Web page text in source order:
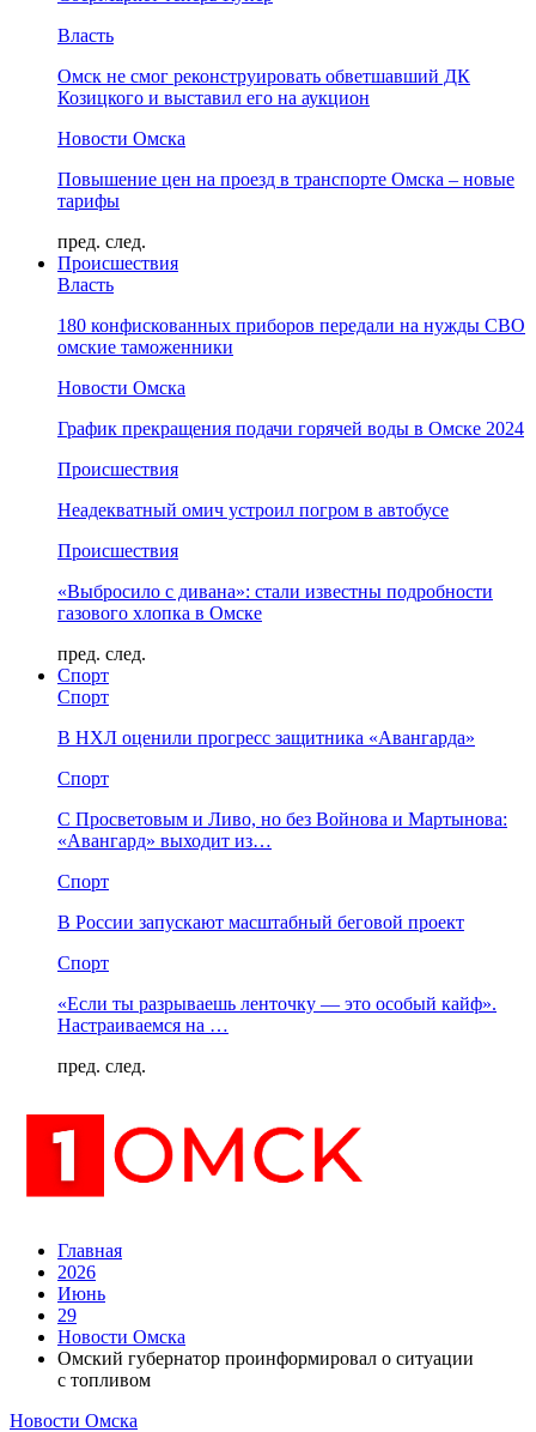
Власть
Омск не смог реконструировать обветшавший ДК
Козицкого и выставил его на аукцион
Новости Омска
Повышение цен на проезд в транспорте Омска – новые
тарифы
пред. след.
Происшествия
Власть
180 конфискованных приборов передали на нужды СВО
омские таможенники
Новости Омска
График прекращения подачи горячей воды в Омске 2024
Происшествия
Неадекватный омич устроил погром в автобусе
Происшествия
«Выбросило с дивана»: стали известны подробности
газового хлопка в Омске
пред. след.
Спорт
Спорт
В НХЛ оценили прогресс защитника «Авангарда»
Спорт
С Просветовым и Ливо, но без Войнова и Мартынова:
«Авангард» выходит из…
Спорт
В России запускают масштабный беговой проект
Спорт
«Если ты разрываешь ленточку — это особый кайф».
Настраиваемся на …
пред. след.
Главная
2026
Июнь
29
Новости Омска
Омский губернатор проинформировал о ситуации
с топливом
Новости Омска